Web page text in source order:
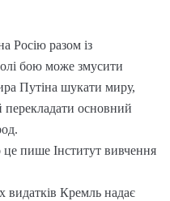
Росію разом із
бою може змусити
Путіна шукати миру,
перекладати основний
пише Інститут вивчення
видатків Кремль надає